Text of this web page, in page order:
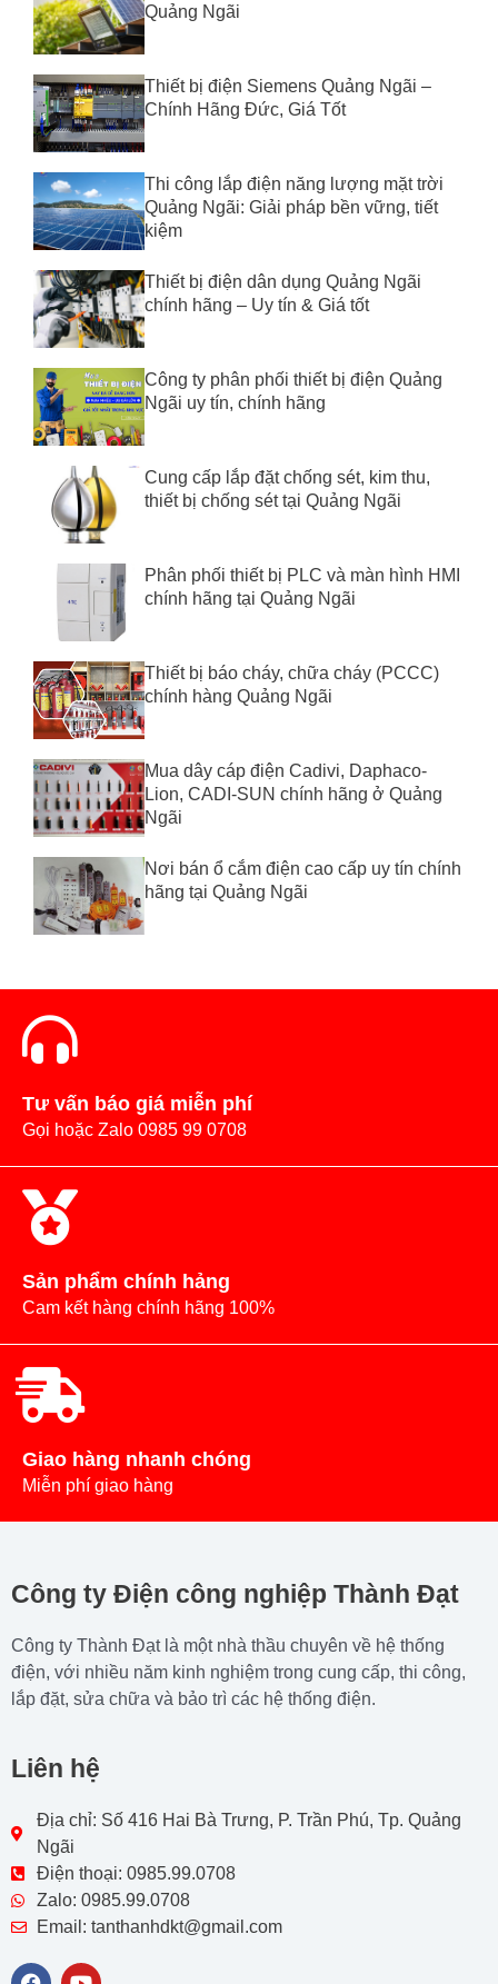
Quảng Ngãi
Thiết bị điện Siemens Quảng Ngãi –
Chính Hãng Đức, Giá Tốt
Thi công lắp điện năng lượng mặt trời
Quảng Ngãi: Giải pháp bền vững, tiết
kiệm
Thiết bị điện dân dụng Quảng Ngãi
chính hãng – Uy tín & Giá tốt
Công ty phân phối thiết bị điện Quảng
Ngãi uy tín, chính hãng
Cung cấp lắp đặt chống sét, kim thu,
thiết bị chống sét tại Quảng Ngãi
Phân phối thiết bị PLC và màn hình HMI
chính hãng tại Quảng Ngãi
Thiết bị báo cháy, chữa cháy (PCCC)
chính hàng Quảng Ngãi
Mua dây cáp điện Cadivi, Daphaco-
Lion, CADI-SUN chính hãng ở Quảng
Ngãi
Nơi bán ổ cắm điện cao cấp uy tín chính
hãng tại Quảng Ngãi
Tư vấn báo giá miễn phí
Gọi hoặc Zalo 0985 99 0708
Sản phẩm chính hảng
Cam kết hàng chính hãng 100%
Giao hàng nhanh chóng
Miễn phí giao hàng
Công ty Điện công nghiệp Thành Đạt
Công ty Thành Đạt là một nhà thầu chuyên về hệ thống
điện, với nhiều năm kinh nghiệm trong cung cấp, thi công,
lắp đặt, sửa chữa và bảo trì các hệ thống điện.
Liên hệ
Địa chỉ: Số 416 Hai Bà Trưng, P. Trần Phú, Tp. Quảng
Ngãi
Điện thoại: 0985.99.0708
Zalo: 0985.99.0708
Email: tanthanhdkt@gmail.com
F
Y